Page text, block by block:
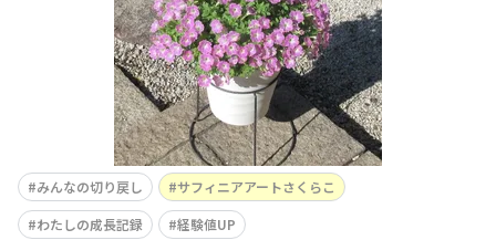
みんなの切り戻し
サフィニアアートさくらこ
わたしの成長記録
経験値UP